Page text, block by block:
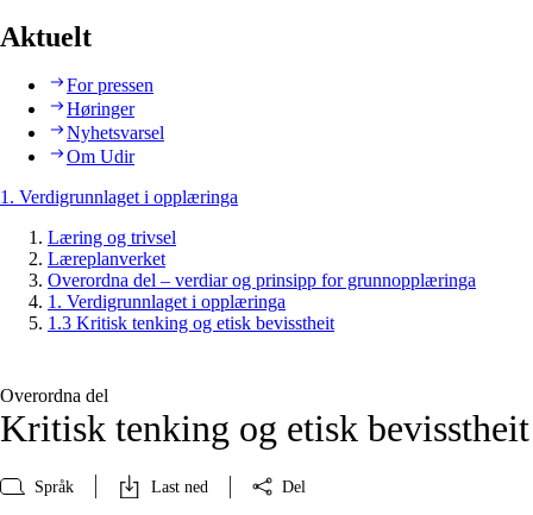
Aktuelt
For pressen
Høringer
Nyhetsvarsel
Om Udir
1. Verdigrunnlaget i opplæringa
Læring og trivsel
Læreplanverket
Overordna del – verdiar og prinsipp for grunnopplæringa
1. Verdigrunnlaget i opplæringa
1.3 Kritisk tenking og etisk bevisstheit
Overordna del
Kritisk tenking og etisk bevisstheit
Språk Last ned Del